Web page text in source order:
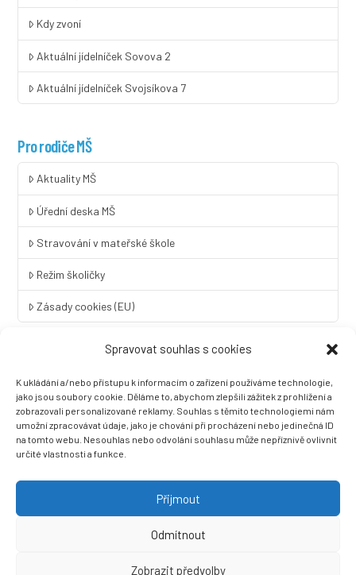
Spravovat souhlas s cookies
K ukládání a/nebo přístupu k informacím o zařízení používáme technologie,
jako jsou soubory cookie. Děláme to, abychom zlepšili zážitek z prohlížení a
zobrazovali personalizované reklamy. Souhlas s těmito technologiemi nám
umožní zpracovávat údaje, jako je chování při procházení nebo jedinečná ID
na tomto webu. Nesouhlas nebo odvolání souhlasu může nepříznivě ovlivnit
určité vlastnosti a funkce.
Přijmout
Odmítnout
Zobrazit předvolby
Kdy zvoní
Aktuální jídelníček Sovova 2
Aktuální jídelníček Svojsíkova 7
Pro rodiče MŠ
Aktuality MŠ
Úřední deska MŠ
Stravování v mateřské škole
Režim školičky
Zásady cookies (EU)
LINGUA UNIVERSAL soukromá základní škola a mateřská škola
s.r.o.
Sovova 2
412 01 Litoměřice
+420 416 733 690
datová schránka: 3vnipkd